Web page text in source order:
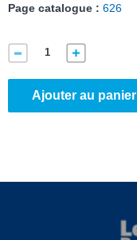
Page catalogue : 626
Ajouter au panier